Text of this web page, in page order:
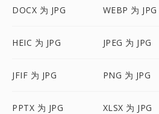
DOCX 为 JPG WEBP 为 JPG
HEIC 为 JPG JPEG 为 JPG
JFIF 为 JPG PNG 为 JPG
PPTX 为 JPG XLSX 为 JPG